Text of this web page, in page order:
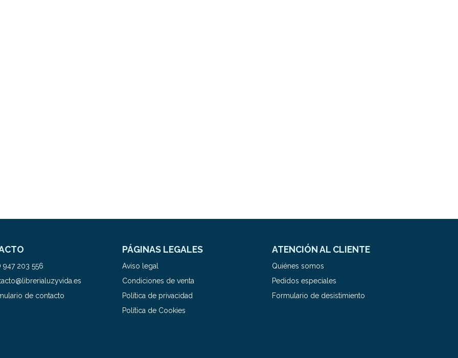
947 203 556
de contacto
PÁGINAS LEGALES
Aviso legal
Condiciones de venta
Política de privacidad
Política de Cookies
ATENCIÓN AL CLIENTE
Quiénes somos
Pedidos especiales
Formulario de desistimiento